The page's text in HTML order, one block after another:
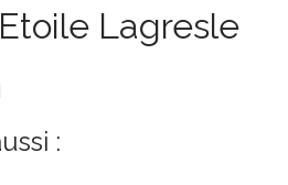
Lagresle
: